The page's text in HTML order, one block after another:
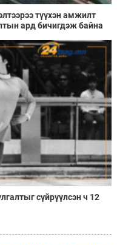
түүхэн амжилт
ард бичигдэж байна
сүйрүүлсэн ч 12